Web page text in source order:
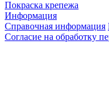
Покраска крепежа
Информация
Справочная информация
Согласие на обработку